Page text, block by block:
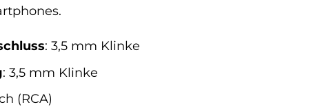
: 3,5 mm Klinke
: 3,5 mm Klinke
(RCA)